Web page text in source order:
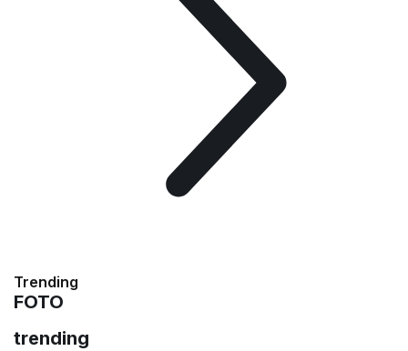
Trending
FOTO
trending